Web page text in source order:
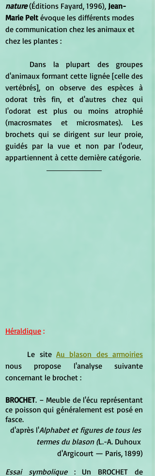
nature (Éditions Fayard, 1996), Jean-
Marie Pelt évoque les différents modes
de communication chez les animaux et
chez les plantes :
d'animaux formant cette lignée [celle des
vertébrés], on observe des espèces à
odorat très fin, et d'autres chez qui
l'odorat est plus ou moins atrophié
(macrosmates et microsmates). Les
brochets qui se dirigent sur leur proie,
guidés par la vue et non par l'odeur,
appartiennent à cette dernière catégorie.
Héraldique :
	Le site
Au blason des armoiries
nous propose l'analyse suivante
concernant le brochet :
BROCHET. – Meuble de l'écu représentant
ce poisson qui généralement est posé en
fasce.
d'après l'Alphabet et figures de tous les
termes du blason (L.-A. Duhoux
d'Argicourt — Paris, 1899)
Essai symbolique : Un BROCHET de